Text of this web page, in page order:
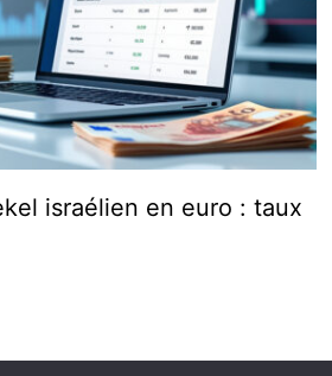
israélien en euro : taux